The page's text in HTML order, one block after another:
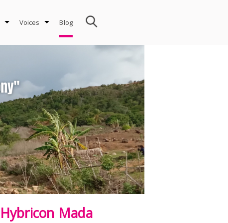
Voices Blog
Hybricon Mada